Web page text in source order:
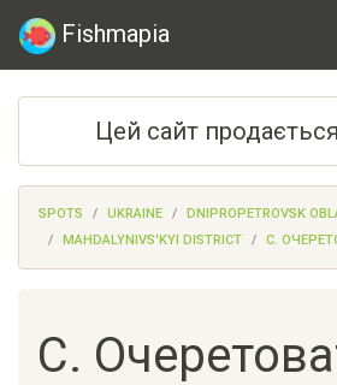
Fishmapia
Цей сайт
SPOTS UKRAINE
DNIPROPETROVSK
MAHDALYNIVS'KYI DISTRICT
С.
С.